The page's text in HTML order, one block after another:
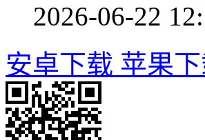
2026-06-22
安卓下载 苹果